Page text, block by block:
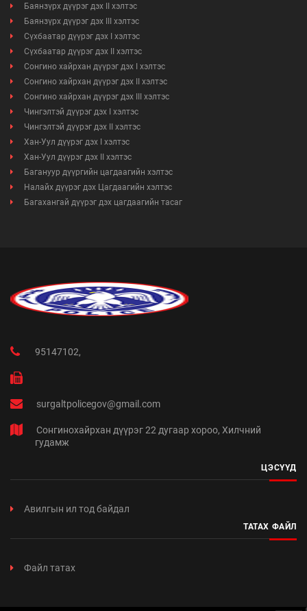
Баянзүрх дүүрэг дэх II хэлтэс
Баянзүрх дүүрэг дэх III хэлтэс
Сүхбаатар дүүрэг дэх I хэлтэс
Сүхбаатар дүүрэг дэх II хэлтэс
Сонгино хайрхан дүүрэг дэх I хэлтэс
Сонгино хайрхан дүүрэг дэх II хэлтэс
Сонгино хайрхан дүүрэг дэх III хэлтэс
Чингэлтэй дүүрэг дэх I хэлтэс
Чингэлтэй дүүрэг дэх II хэлтэс
Хан-Уул дүүрэг дэх I хэлтэс
Хан-Уул дүүрэг дэх II хэлтэс
Багануур дүүргийн цагдаагийн хэлтэс
Налайх дүүрэг дэх Цагдаагийн хэлтэс
Багахангай дүүрэг дэх цагдаагийн тасаг
95147102,
surgaltpolicegov@gmail.com
Сонгинохайрхан дүүрэг 22 дугаар хороо, Хилчний
гудамж
ЦЭСҮҮД
Авилгын ил тод байдал
ТАТАХ ФАЙЛ
Файл татах